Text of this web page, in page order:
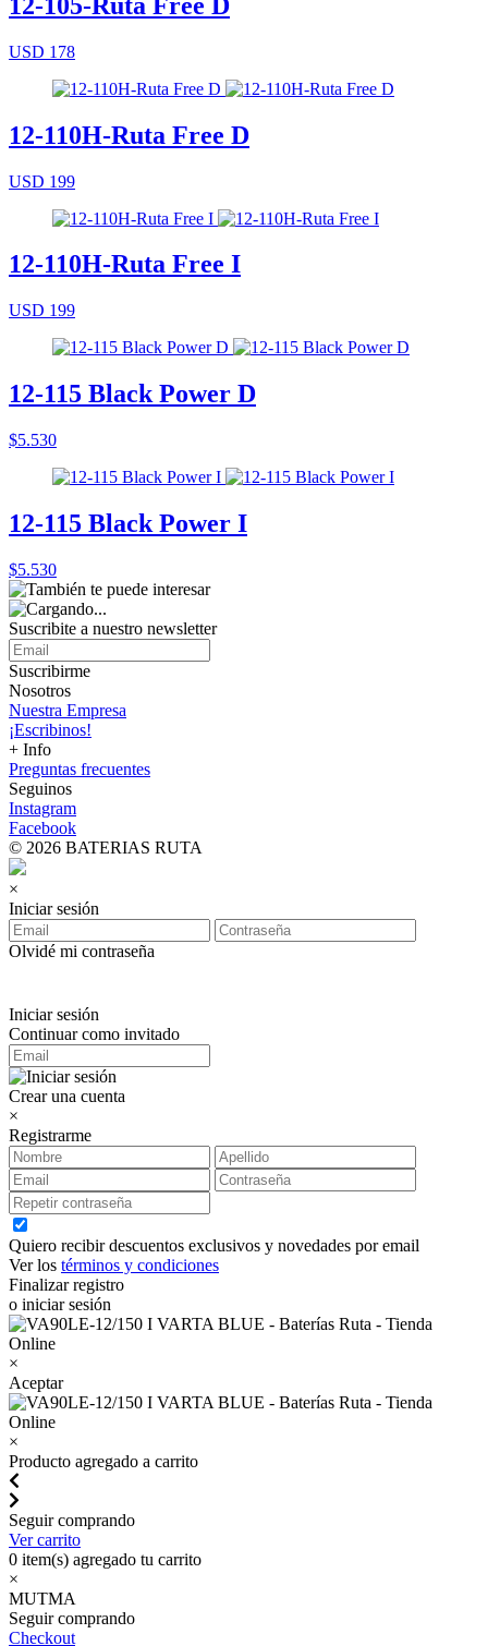
USD 178
12-110H-Ruta Free D
USD 199
12-110H-Ruta Free I
USD 199
12-115 Black Power D
$5.530
12-115 Black Power I
$5.530
Suscribite a nuestro newsletter
Suscribirme
Nosotros
Nuestra Empresa
¡Escribinos!
+ Info
Preguntas frecuentes
Seguinos
Instagram
Facebook
© 2026 BATERIAS RUTA
×
Iniciar sesión
Olvidé mi contraseña
Iniciar sesión
Continuar como invitado
Crear una cuenta
×
Registrarme
Quiero recibir descuentos exclusivos y novedades por email
Ver los términos y condiciones
Finalizar registro
o iniciar sesión
×
Aceptar
×
Producto agregado a carrito
Seguir comprando
Ver carrito
0 item(s) agregado tu carrito
×
MUTMA
Seguir comprando
Checkout